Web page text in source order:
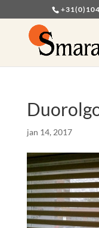
jan 14, 2017